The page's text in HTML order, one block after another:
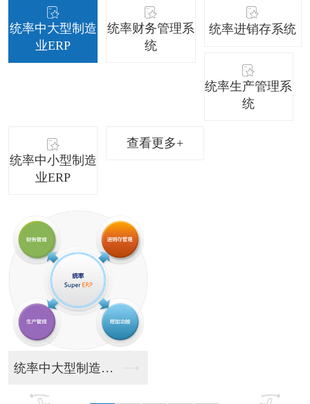
统率中大型制造
业ERP
统率财务管理系
统
统率进销存系统
统率生产管理系
统
统率中小型制造
业ERP
查看更多+
统率中大型制造业ER...